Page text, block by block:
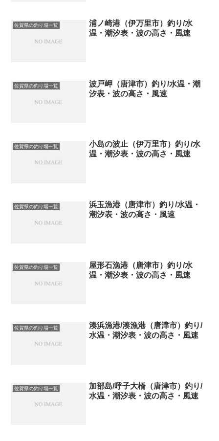
佐賀県の釣り場一覧
浦ノ崎港（伊万里市）釣り/水
温・潮汐表・波の高さ・風速
佐賀県の釣り場一覧
波戸岬（唐津市）釣り/水温・潮
汐表・波の高さ・風速
佐賀県の釣り場一覧
小島の波止（伊万里市）釣り/水
温・潮汐表・波の高さ・風速
佐賀県の釣り場一覧
浜玉漁港（唐津市）釣り/水温・
潮汐表・波の高さ・風速
佐賀県の釣り場一覧
屋形石漁港（唐津市）釣り/水
温・潮汐表・波の高さ・風速
佐賀県の釣り場一覧
湊浜漁港/湊漁港（唐津市）釣り/
水温・潮汐表・波の高さ・風速
佐賀県の釣り場一覧
加部島/呼子大橋（唐津市）釣り/
水温・潮汐表・波の高さ・風速